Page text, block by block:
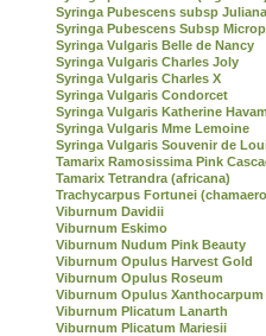
Syringa Pubescens subsp
Syringa Pubescens Subsp
Syringa Vulgaris Belle de Nancy
Syringa Vulgaris Charles Joly
Syringa Vulgaris Charles X
Syringa Vulgaris Condorcet
Syringa Vulgaris Katherine
Syringa Vulgaris Mme Lemoine
Syringa Vulgaris Souvenir de
Tamarix Ramosissima Pink
Tamarix Tetrandra (africana)
Trachycarpus Fortunei
Viburnum Davidii
Viburnum Eskimo
Viburnum Nudum Pink Beauty
Viburnum Opulus Harvest Gold
Viburnum Opulus Roseum
Viburnum Opulus Xanthocarpum
Viburnum Plicatum Lanarth
Viburnum Plicatum Mariesii